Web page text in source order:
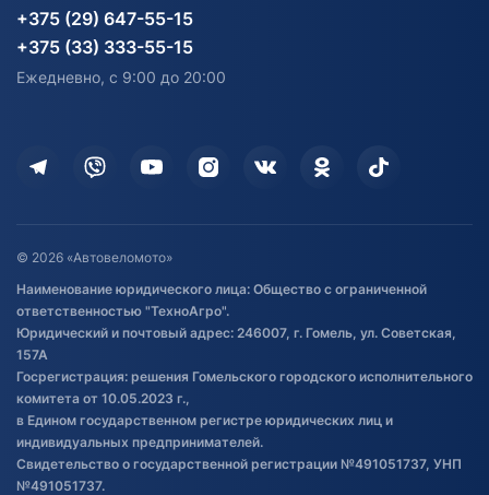
Карта сайта
Информация до получения
согласия на обработку
Доставка
Дополнительные услуги
Оставить отзыв
Договор публичной оферты
Обработка файлов cookie
Постановка транспорта на учет
Обновления в ЭПТС 2024
Водный транспорт
Электротранспорт
Здоровье
Агротехника
Электротранспорт
+375 (29) 647-55-15
+375 (33) 333-55-15
Ежедневно, с 9:00 до 20:00
© 2026 «Автовеломото»
Наименование юридического лица: Общество с ограниченной
ответственностью "ТехноАгро".
Юридический и почтовый адрес: 246007, г. Гомель, ул. Советская,
157А
Госрегистрация: решения Гомельского городского исполнительного
комитета от 10.05.2023 г.,
в Едином государственном регистре юридических лиц и
индивидуальных предпринимателей.
Свидетельство о государственной регистрации №491051737, УНП
№491051737.